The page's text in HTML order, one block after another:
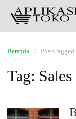
Beranda Posts tagged
Tag: